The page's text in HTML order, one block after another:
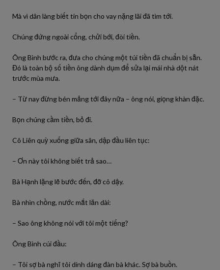
Mà vì dân làng biết tin bọn cho vay nặng lãi đã tìm tới.
Chúng đứng ngoài cổng, chửi bới, đòi tiền.
Ông Bình bước ra, đưa cho chúng một túi tiền đã chuẩn bị sẵn.
Đó là toàn bộ số tiền ông dành dụm để sửa lại mái nhà dột nát
trước mùa mưa.
– Từ nay đừng bén mảng tới đây nữa – ông nói, giọng khàn đặc.
Bọn chúng cầm tiền, bỏ đi.
Cô Liên quỳ xuống giữa sân, dập đầu liên tục:
– Ơn này tôi không biết trả sao…
Bà Hạnh lặng lẽ bước đến, đỡ cô dậy.
Bà nhìn chồng, nước mắt lăn dài:
– Sao ông không nói với tôi một tiếng?
Ông Bình cúi đầu:
– Tôi sợ bà nghĩ tôi dính dáng đàn bà khác. Sợ bà buồn.